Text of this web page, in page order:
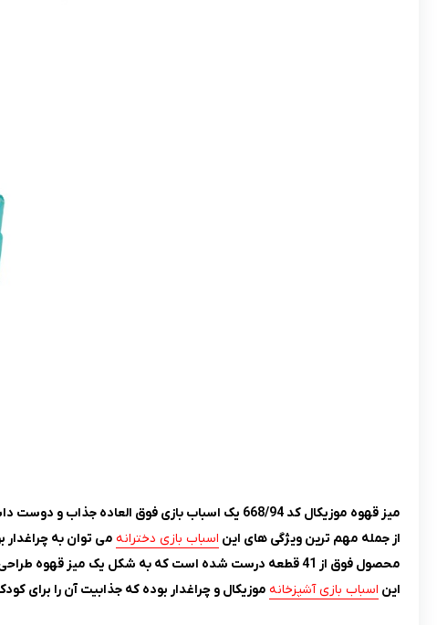
میز قهوه موزیکال کد 668/94 یک اسباب بازی فوق العاده جذاب و دوست داشتنی برای کودکان +3 سال می باشد که می تواند ساعت ها آن ها را سرگرم بازی کند.
از جمله مهم ترین ویژگی های این اسباب بازی دخترانه می توان به چراغدار
محصول فوق از 41 قطعه درست شده است که به شکل یک میز قهوه طراحی شده تا کودکان بتوانند با آن قهوه درست کرده و از دوستان خود پذیرایی کنند.
این اسباب بازی آشپزخانه موزیکال و چراغدار بوده که جذابیت آن را برای